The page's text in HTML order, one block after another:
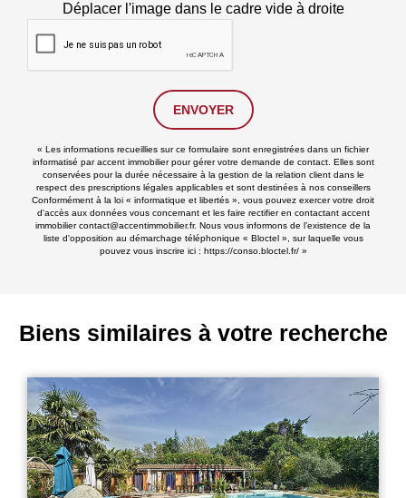
Déplacer l'image dans le cadre vide à droite
ENVOYER
« Les informations recueillies sur ce formulaire sont enregistrées dans un fichier
informatisé par accent immobilier pour gérer votre demande de contact. Elles sont
conservées pour la durée nécessaire à la gestion de la relation client dans le
respect des prescriptions légales applicables et sont destinées à nos conseillers
Conformément à la loi « informatique et libertés », vous pouvez exercer votre droit
d'accès aux données vous concernant et les faire rectifier en contactant accent
immobilier contact@accentimmobilier.fr. Nous vous informons de l’existence de la
liste d'opposition au démarchage téléphonique « Bloctel », sur laquelle vous
pouvez vous inscrire ici : https://conso.bloctel.fr/»
Biens similaires à votre recherche